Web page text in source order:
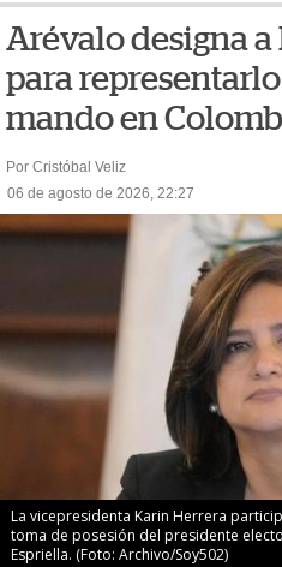
Arévalo designa
para
mando en
Por Cristóbal Veliz
06 de agosto de 2026, 22:27
La vicepresidenta Karin Herrera
toma de posesión del presidente
Espriella. (Foto: Archivo/Soy502)